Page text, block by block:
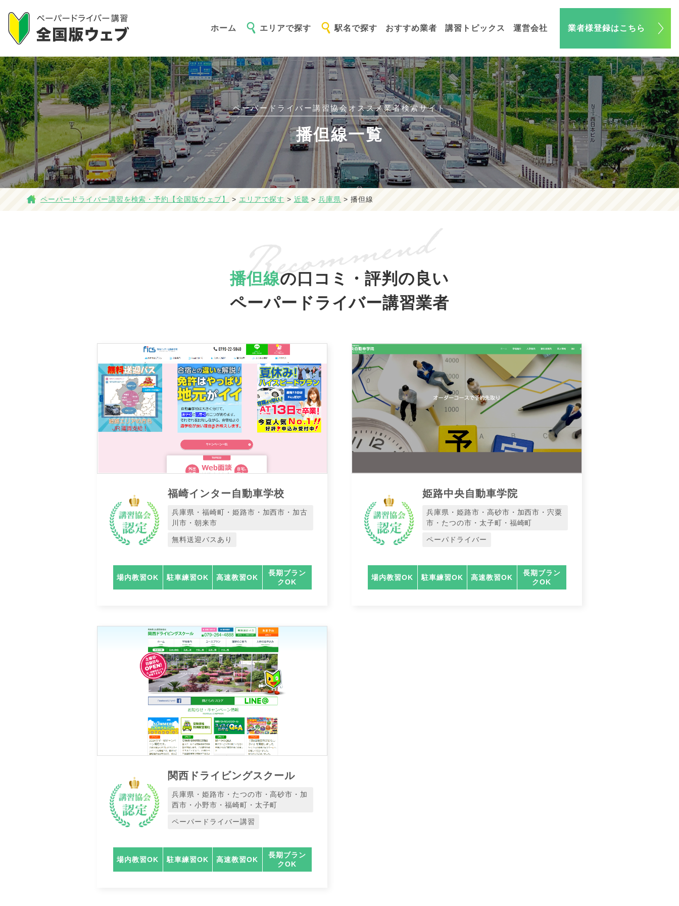
ホーム エリアで探す 駅名で探す おすすめ業者 講習トピックス 運営会社 業者様登録はこちら
ペーパードライバー講習協会オススメ業者検索サイト
播但線一覧
ペーパードライバー講習を検索・予約【全国版ウェブ】 > エリアで探す > 近畿 >兵庫県 >播但線
播但線の口コミ・評判の良い
ペーパードライバー講習業者
福崎インター自動車学校
兵庫県・福崎町・姫路市・加西市・加古
川市・朝来市
無料送迎バスあり
場内教習OK 駐車練習OK 高速教習OK
長期ブラン
クOK
姫路中央自動車学院
兵庫県・姫路市・高砂市・加西市・宍粟
市・たつの市・太子町・福崎町
ペーパドライバー
場内教習OK 駐車練習OK 高速教習OK
長期ブラン
クOK
関西ドライビングスクール
兵庫県・姫路市・たつの市・高砂市・加
西市・小野市・福崎町・太子町
ペーパードライバー講習
場内教習OK 駐車練習OK 高速教習OK
長期ブラン
クOK